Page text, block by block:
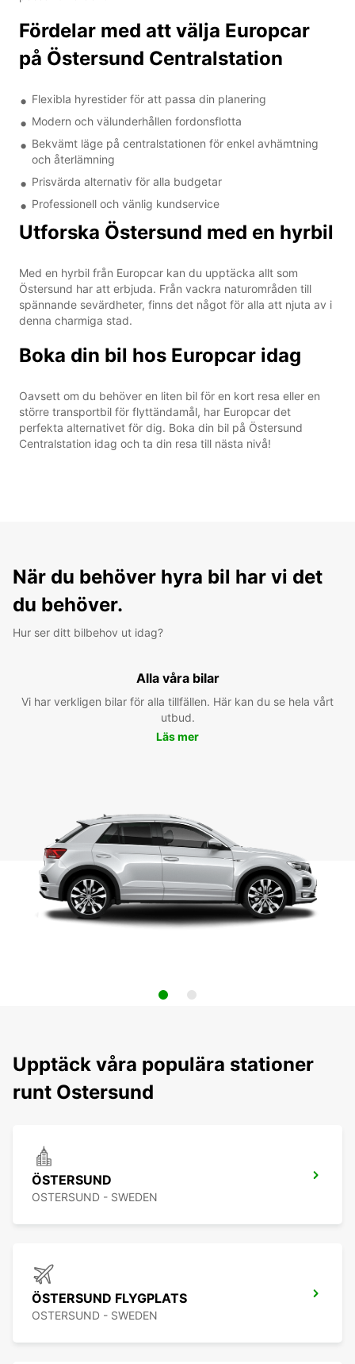
Fördelar med att välja Europcar
på Östersund Centralstation
Flexibla hyrestider för att passa din planering
Modern och välunderhållen fordonsflotta
Bekvämt läge på centralstationen för enkel avhämtning
och återlämning
Prisvärda alternativ för alla budgetar
Professionell och vänlig kundservice
Utforska Östersund med en hyrbil
Med en hyrbil från Europcar kan du upptäcka allt som
Östersund har att erbjuda. Från vackra naturområden till
spännande sevärdheter, finns det något för alla att njuta av i
denna charmiga stad.
Boka din bil hos Europcar idag
Oavsett om du behöver en liten bil för en kort resa eller en
större transportbil för flyttändamål, har Europcar det
perfekta alternativet för dig. Boka din bil på Östersund
Centralstation idag och ta din resa till nästa nivå!
När du behöver hyra bil har vi det
du behöver.
Hur ser ditt bilbehov ut idag?
Alla våra bilar
Vi har verkligen bilar för alla tillfällen. Här kan du se hela vårt
utbud.
Läs mer
Upptäck våra populära stationer
runt Ostersund
ÖSTERSUND
OSTERSUND - SWEDEN
ÖSTERSUND FLYGPLATS
OSTERSUND - SWEDEN